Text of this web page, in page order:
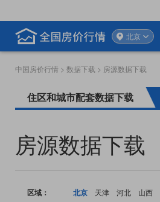
北京
中国房价行情 > 数据下载 > 房源数据下载
住区和城市配套数据下载
房源数据下载
区域： 北京 天津 河北 山西